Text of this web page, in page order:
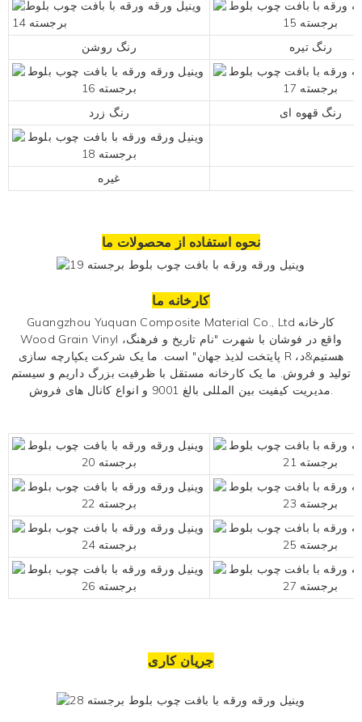
رنگ روشن رنگ تیره
رنگ زرد رنگ قهوه ای
غیره
نحوه استفاده از محصولات ما
کارخانه ما
Guangzhou Yuquan Composite Material Co., Ltd کارخانه
Wood Grain Vinyl واقع در فوشان با شهرت "نام تاریخ و فرهنگ،
پایتخت لذیذ جهان" است. ما یک شرکت یکپارچه سازی R هستیم&د،
تولید و فروش. ما یک کارخانه مستقل با ظرفیت بزرگ داریم و سیستم
مدیریت کیفیت بین المللی بالغ 9001 و انواع کانال های فروش.
جریان کاری